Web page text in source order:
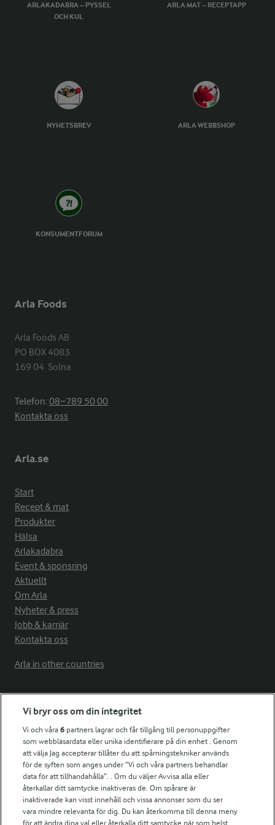
ARLAKADABRA – PYSSEL
OCH KUL
ARLA MAT – RECEPTAPP
NYHETSBREV ARLA WEBBSHOP
KONSUMENTFORUM
Arla Foods
Arla Foods AB
PO BOX 4083
169 04  Solna
Telefon:08−789 50 00
Kontakta oss
Arla.se
Start
Recept & mat
Produkter
Hälsa
Arlakadabra
Event & sponsring
Aktuellt
Om Arla
Nyheter & press
Jobb & karriär
Kontakta oss
Arla in other countries
Fler Arlasajter
För ägare
Arlas kundportal
Arla.com
Falbygdens Ost
Arla webbshop
Bildbank
Vi bryr oss om din integritet
Vi och våra6 partners lagrar och får tillgång till personuppgifter
som webbläsardata eller unika identifierare på din enhet . Genom
att välja Jag accepterar tillåter du att spårningstekniker används
för de syften som anges under ”Vi och våra partners behandlar
data för att tillhandahålla”. . Om du väljer Avvisa alla eller
återkallar ditt samtycke inaktiveras de. Om spårare är
inaktiverade kan visst innehåll och vissa annonser som du ser
vara mindre relevanta för dig. Du kan återkomma till denna meny
för att ändra dina val eller återkalla ditt samtycke när som helst